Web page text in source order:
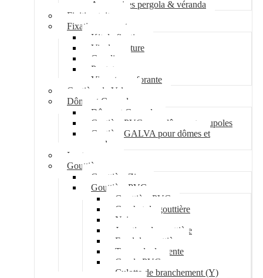
Accessoires pergola & véranda
Finition toiture
Fixation couverture
Kit de fixation
Vis de couture
Cavalier
Pontet
Vis auto-perforante
Costière de Velux
Dôme et Coupole
Dôme et Coupole
Costière PVC pour dômes et coupoles
Costière GALVA pour dômes et
coupoles
Lanterneau
Gouttière
Gouttière Zinc
Gouttière PVC
Gouttière PVC
Crochet de gouttière
Naissance
Jonction de gouttière
Fond de gouttière
Tuyau de descente
Coude PVC
Culotte de branchement (Y)